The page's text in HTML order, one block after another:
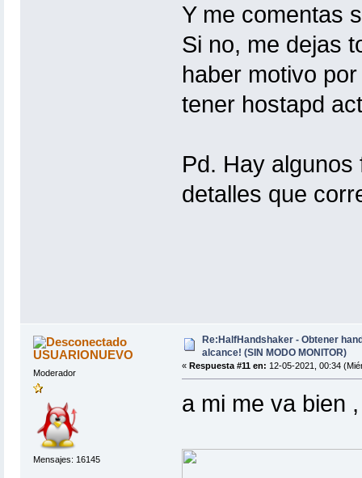
Y me comentas
Si no, me dejas
haber motivo
tener hostapd
Pd. Hay
detalles que
USUARIONUEVO
Moderador
Mensajes: 16145
Re:HalfHandshaker - Obtener
alcance! (SIN MODO MONITOR)
« Respuesta #11 en: 12-05-2021, 00:34
a mi me va bien